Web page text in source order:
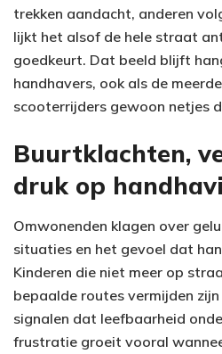
trekken aandacht, anderen
lijkt het alsof de hele straat
goedkeurt. Dat beeld blijft
handhavers, ook als de
scooterrijders gewoon netjes
Buurtklachten,
druk op
Omwonenden klagen over
situaties en het gevoel dat
Kinderen die niet meer op
bepaalde routes vermijden
signalen dat leefbaarheid
frustratie groeit vooral